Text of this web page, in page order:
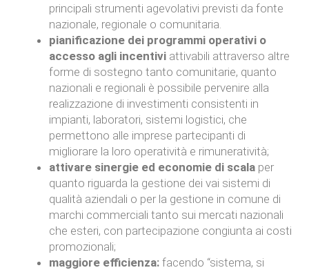
principali strumenti agevolativi previsti da fonte
nazionale, regionale o comunitaria.
pianificazione dei programmi operativi o
accesso agli incentivi attivabili attraverso altre
forme di sostegno tanto comunitarie, quanto
nazionali e regionali è possibile pervenire alla
realizzazione di investimenti consistenti in
impianti, laboratori, sistemi logistici, che
permettono alle imprese partecipanti di
migliorare la loro operatività e rimuneratività;
attivare sinergie ed economie di scala per
quanto riguarda la gestione dei vai sistemi di
qualità aziendali o per la gestione in comune di
marchi commerciali tanto sui mercati nazionali
che esteri, con partecipazione congiunta ai costi
promozionali;
maggiore efficienza: facendo “sistema, si